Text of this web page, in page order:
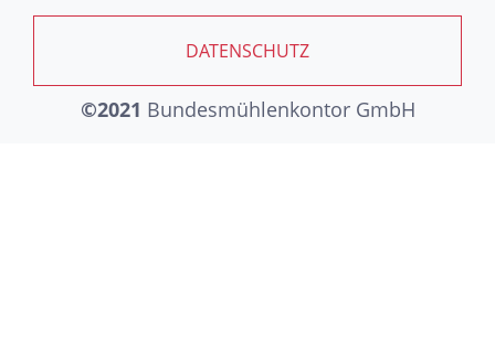
DATENSCHUTZ
©2021 Bundesmühlenkontor GmbH